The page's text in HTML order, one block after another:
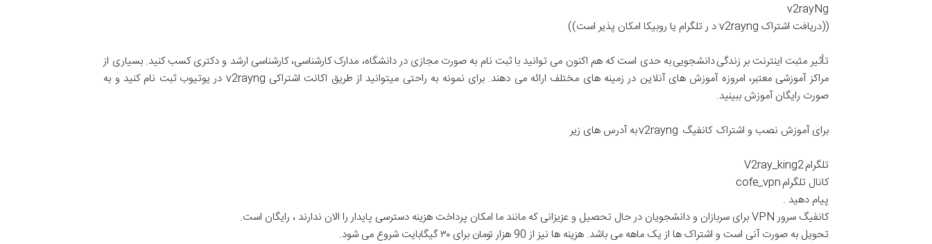
v2rayNg
((دریافت اشتراک v2rayngد رتلگرام یا روبیکا امکان پذیر است))
تأثیر مثبت اینترنت بر زندگی دانشجویی به حدی است که هم اکنون می توانید با ثبت نام به صورت مجازی در دانشگاه، مدارک کارشناسی، کارشناسی ارشد و دکتری کسب کنید. بسیاری از
مراکز آموزشی معتبر، امروزه آموزش های آنلاین در زمینه های مختلف ارائه می دهند. برای نمونه به راحتی میتوانید از طریق اکانت اشتراکی
در یوتیوب ثبت نام کنید و به
صورت رایگان آموزش ببینید.
برای آموزش نصب و اشتراک کانفیگ
به آدرس های زیر
تلگرامV2ray_king2
کانال تلگرام
پیام دهید .
کانفیگ سرورVPNبرای سربازان و دانشجویان در حال تحصیل و عزیزانی که مانند ما امکان پرداخت هزینه دسترسی پایدار را الان ندارند ، رایگان است.
تحویل به صورت آنی است و اشتراک ها از یک ماهه می باشد. هزینه ها نیز از 90 هزار تومان برای ۳۰ گیگابایت شروع می شود
.